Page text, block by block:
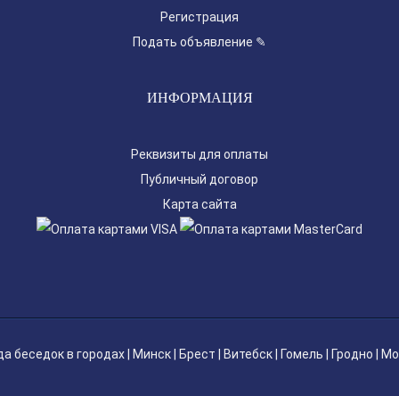
Регистрация
Подать объявление ✎
ИНФОРМАЦИЯ
Реквизиты для оплаты
Публичный договор
Карта сайта
беседокв городах | Минск| Брест Витебск| Гомель Гродно